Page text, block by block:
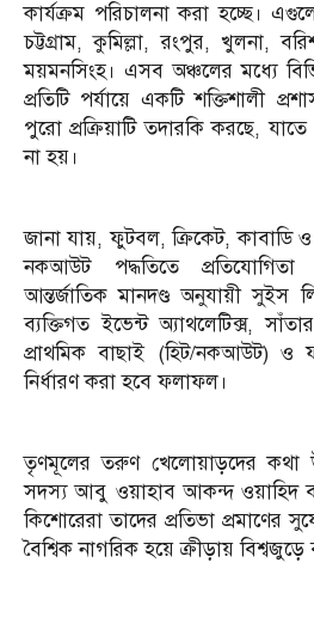
কার্যক্রম পরিচালনা করা হচ্ছে।
চট্টগ্রাম, কুমিল্লা, রংপুর, খুলনা,
ময়মনসিংহ। এসব অঞ্চলের মধ্যে
প্রতিটি পর্যায়ে একটি শক্তিশালী
পুরো প্রক্রিয়াটি তদারকি করছে,
না হয়।
জানা যায়, ফুটবল, ক্রিকেট, কাবাডি ও
নকআউট পদ্ধতিতে প্রতিযোগিতা
আন্তর্জাতিক মানদণ্ড অনুযায়ী সুইস
ব্যক্তিগত ইভেন্ট অ্যাথলেটিক্স,
প্রাথমিক বাছাই (হিট/নকআউট) ও
নির্ধারণ করা হবে ফলাফল।
তৃণমূলের তরুণ খেলোয়াড়দের কথা
সদস্য আবু ওয়াহাব আকন্দ ওয়াহিদ
কিশোরেরা তাদের প্রতিভা প্রমাণের
বৈশ্বিক নাগরিক হয়ে ক্রীড়ায় বিশ্বজুড়ে